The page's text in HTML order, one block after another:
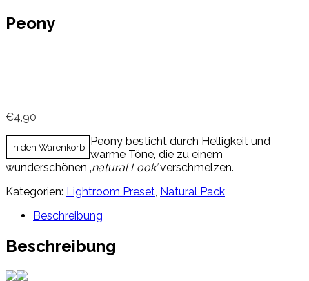
Peony
€4,90
In den Warenkorb Peony besticht durch Helligkeit und
warme Töne, die zu einem
wunderschönen ‚natural Look’verschmelzen.
Kategorien: Lightroom Preset, Natural Pack
Beschreibung
Beschreibung